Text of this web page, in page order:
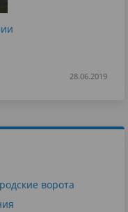
28.06.2019
ворота